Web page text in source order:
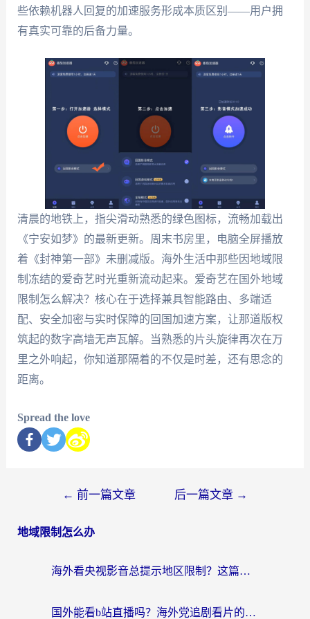
些依赖机器人回复的加速服务形成本质区别——用户拥
有真实可靠的后备力量。
清晨的地铁上，指尖滑动熟悉的绿色图标，流畅加载出
《宁安如梦》的最新更新。周末书房里，电脑全屏播放
着《封神第一部》未删减版。海外生活中那些因地域限
制冻结的爱奇艺时光重新流动起来。爱奇艺在国外地域
限制怎么解决？核心在于选择兼具智能路由、多端适
配、安全加密与实时保障的回国加速方案，让那道版权
筑起的数字高墙无声瓦解。当熟悉的片头旋律再次在万
里之外响起，你知道那隔着的不仅是时差，还有思念的
距离。
Spread the love
← 前一篇文章 后一篇文章 →
地域限制怎么办
海外看央视影音总提示地区限制？这篇教你选对回国加速器，流畅追剧不踩坑
国外能看b站直播吗？海外党追剧看片的终极解决方案来了